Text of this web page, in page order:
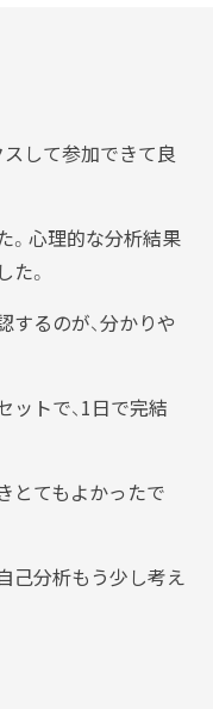
して参加できて良
。心理的な分析結果
。
するのが、分かりや
トで、1日で完結
とてもよかったで
己分析もう少し考え